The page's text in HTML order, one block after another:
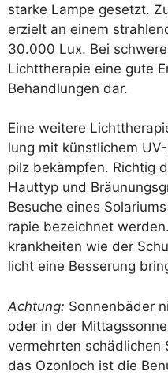
star­ke Lam­pe gesetzt.
erzielt an einem
30.000 Lux. Bei
Licht­the­ra­pie eine gute
Behand­lun­gen dar.
Eine wei­te­re
lung mit künst­li­chem
pilz bekämp­fen. Rich­tig
Haut­typ und
Besu­che eines
ra­pie bezeich­net
krank­hei­ten wie der
licht eine Bes­se­rung
Ach­tung: Son­nen­bä­der
oder in der
ver­mehr­ten schäd­li­chen
das Ozon­loch ist die